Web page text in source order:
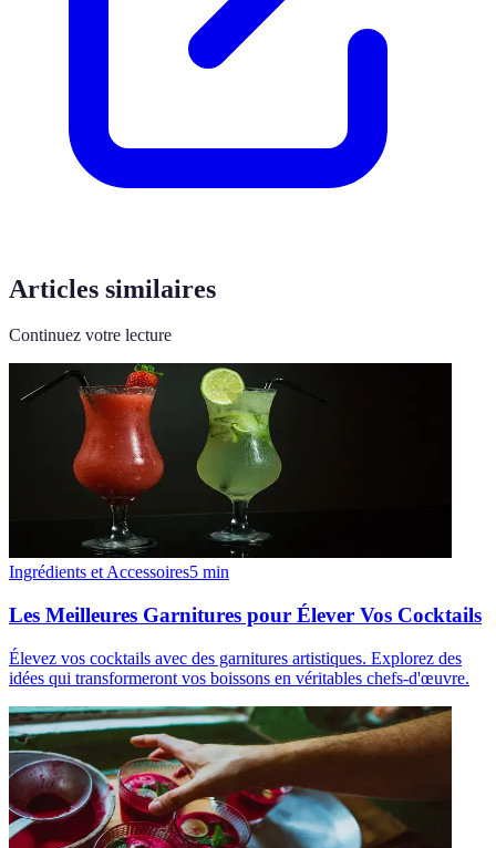
Articles similaires
Continuez votre lecture
Ingrédients et Accessoires5 min
Les Meilleures Garnitures pour Élever Vos Cocktails
Élevez vos cocktails avec des garnitures artistiques. Explorez des
idées qui transformeront vos boissons en véritables chefs-d'œuvre.